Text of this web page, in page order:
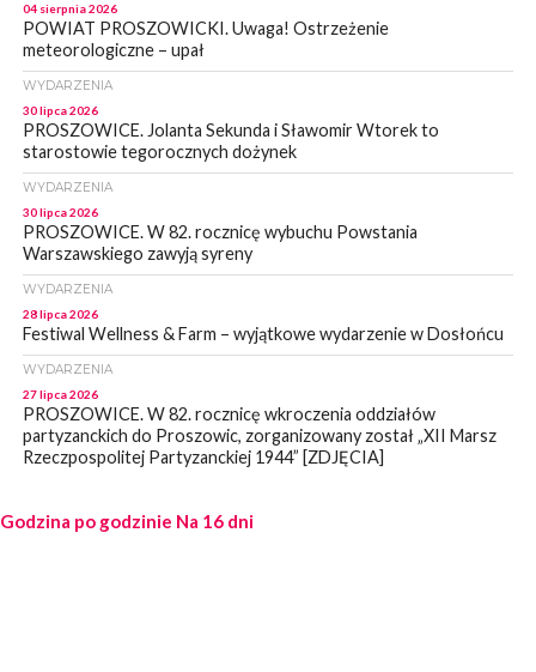
04 sierpnia 2026
POWIAT PROSZOWICKI. Uwaga! Ostrzeżenie
meteorologiczne – upał
WYDARZENIA
30 lipca 2026
PROSZOWICE. Jolanta Sekunda i Sławomir Wtorek to
starostowie tegorocznych dożynek
WYDARZENIA
30 lipca 2026
PROSZOWICE. W 82. rocznicę wybuchu Powstania
Warszawskiego zawyją syreny
WYDARZENIA
28 lipca 2026
Festiwal Wellness & Farm – wyjątkowe wydarzenie w Dosłońcu
WYDARZENIA
27 lipca 2026
PROSZOWICE. W 82. rocznicę wkroczenia oddziałów
partyzanckich do Proszowic, zorganizowany został „XII Marsz
Rzeczpospolitej Partyzanckiej 1944” [ZDJĘCIA]
27 lipca 2026
PROSZOWICE. Po burzy uszkodzone słupy enegeryczne.
Godzina po godzinie Na 16 dni